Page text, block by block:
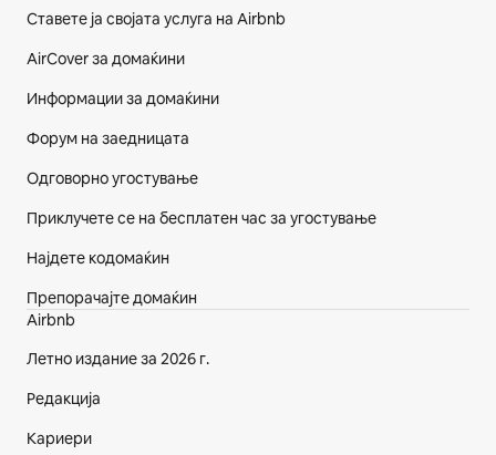
Ставете ја својата услуга на Airbnb
AirCover за домаќини
Информации за домаќини
Форум на заедницата
Одговорно угостување
Приклучете се на бесплатен час за угостување
Најдете кодомаќин
Препорачајте домаќин
Airbnb
Летно издание за 2026 г.
Редакција
Кариери